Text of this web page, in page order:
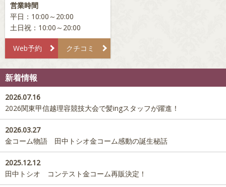
営業時間
平日：10:00～20:00
土日祝：10:00～20:00
Web予約 クチコミ
新着情報
2026.07.16
2026関東甲信越理容競技大会で髪ingスタッフが躍進！
2026.03.27
金コーム物語 田中トシオ金コーム感動の誕生秘話
2025.12.12
田中トシオ コンテスト金コーム再販決定！